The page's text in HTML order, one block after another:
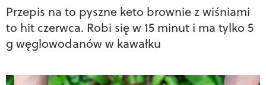
Przepis na to pyszne keto brownie z wiśniami
to hit czerwca. Robi się w 15 minut i ma tylko 5
g węglowodanów w kawałku